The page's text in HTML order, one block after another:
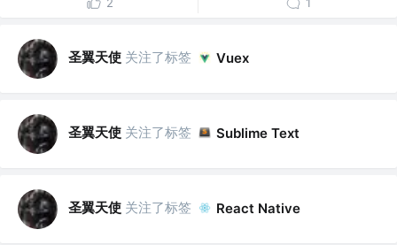
圣翼天使 关注了标签 Vuex
圣翼天使 关注了标签 Sublime Text
圣翼天使 关注了标签 React Native